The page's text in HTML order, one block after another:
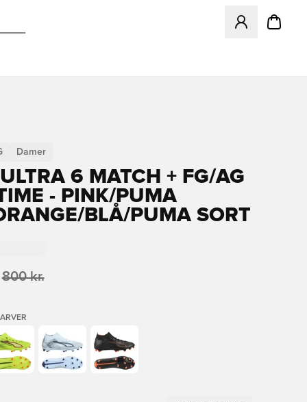
Åbner en
Damer
6 MATCH + FG/AG
- PINK/PUMA
BLÅ/PUMA SORT
800 kr.